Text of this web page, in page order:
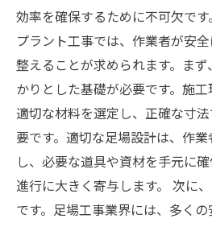
効率を確保するために不可欠で
プラント工事では、作業者が安
整えることが求められます。ま
かりとした基礎が必要です。施工
適切な材料を選定し、正確な寸
要です。適切な足場設計は、作
し、必要な道具や資材を手元に
進行に大きく寄与します。 次に
です。足場工事業界には、多く